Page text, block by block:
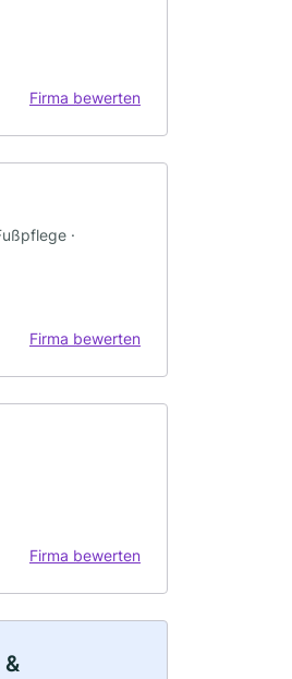
Firma bewerten
·
Firma bewerten
Firma bewerten